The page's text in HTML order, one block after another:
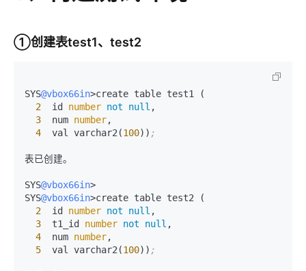
①创建表test1、test2
SYS@vbox66in>create table test1 (
2
  id
number not null ,
3
  num
number,
4
  val varchar2(
100)) ;
表已创建。
SYS@vbox66in>
SYS@vbox66in>create table test2 (
2
  id
number not null ,
3
  t1_id
number not null ,
4
  num
number,
5
  val varchar2(
100)) ;